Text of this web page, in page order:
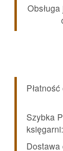
Szybka
księgarni: